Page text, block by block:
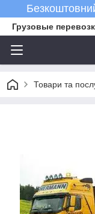
Грузовые
Товари та